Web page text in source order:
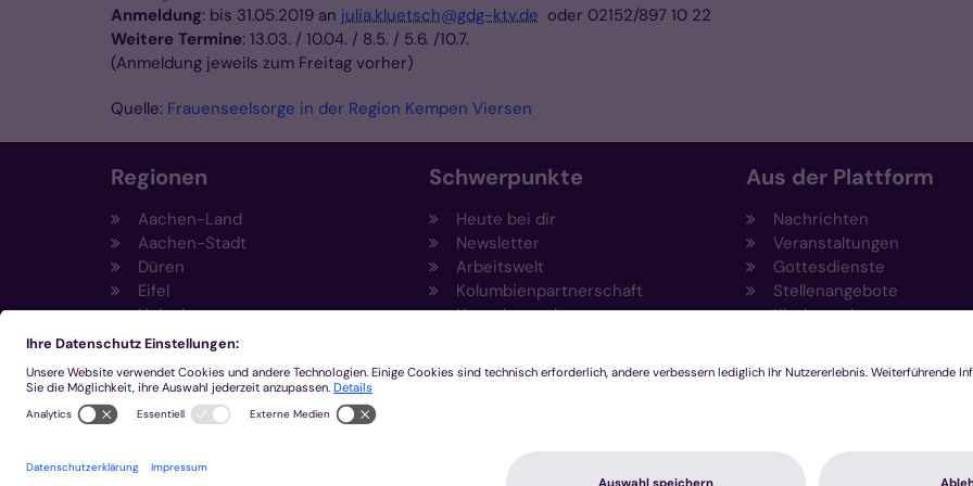
Anmeldung: bis 31.05.2019 an julia.kluetsch@gdg-ktv.de oder 02152/897 10 22
Weitere Termine: 13.03. / 10.04. / 8.5. / 5.6. /10.7.
(Anmeldung jeweils zum Freitag vorher)
Quelle: Frauenseelsorge in der Region Kempen Viersen
Regionen
Aachen-Land
Aachen-Stadt
Düren
Eifel
Heinsberg
Kempen-Viersen
Mönchengladbach
Schwerpunkte
Heute bei dir
Newsletter
Arbeitswelt
Kolumbienpartnerschaft
Umweltportal
Aus der Plattform
Nachrichten
Veranstaltungen
Gottesdienste
Stellenangebote
Kirchenzeitung